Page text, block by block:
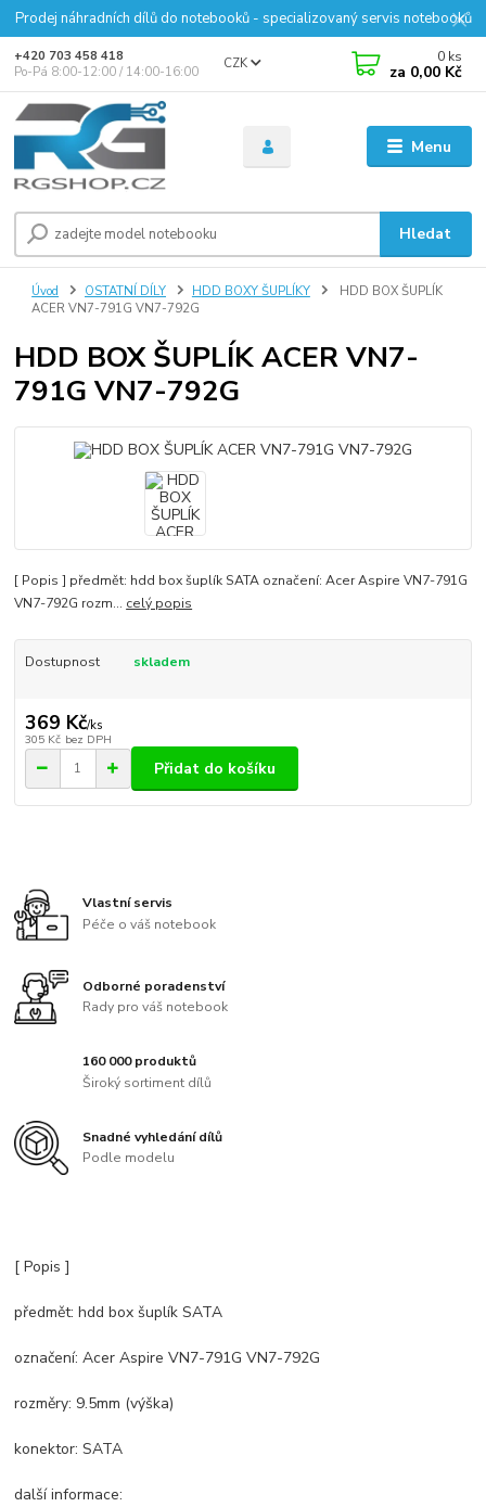
Prodej náhradních dílů do notebooků - specializovaný servis notebooků
Menu
CZK
Hledat
+420 703 458 418
Po-Pá 8:00-12:00 / 14:00-16:00
0 ks
za 0,00 Kč
Úvod OSTATNÍ DÍLY HDD BOXY ŠUPLÍKY
HDD BOX ŠUPLÍK
ACER VN7-791G VN7-792G
HDD BOX ŠUPLÍK ACER VN7-
791G VN7-792G
[ Popis ] předmět: hdd box šuplík SATA označení: Acer Aspire VN7-791G
VN7-792G rozm... celý popis
Dostupnost skladem
369 Kč/ks
305 Kč bez DPH
Přidat do košíku
Vlastní servis
Péče o váš notebook
Odborné poradenství
Rady pro váš notebook
160 000 produktů
Široký sortiment dílů
Snadné vyhledání dílů
Podle modelu
[ Popis ]
předmět: hdd box šuplík SATA
označení: Acer Aspire VN7-791G VN7-792G
rozměry: 9.5mm (výška)
konektor: SATA
další informace: